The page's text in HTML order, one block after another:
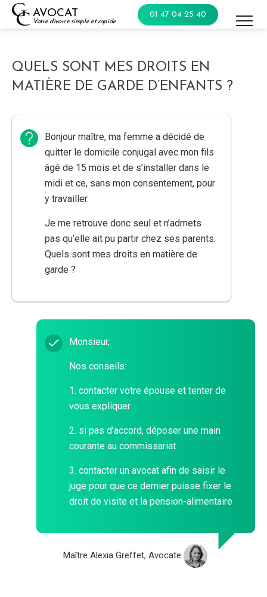
Skip
AVOCAT
Votre divorce simple et rapide
01 47 04 25 40
QUELS SONT MES DROITS EN
MATIÈRE DE GARDE D’ENFANTS ?
Bonjour maître, ma femme a décidé de
quitter le domicile conjugal avec mon fils
âgé de 15 mois et de s’installer dans le
midi et ce, sans mon consentement, pour
y travailler.
Je me retrouve donc seul et n’admets
pas qu’elle ait pu partir chez ses parents.
Quels sont mes droits en matière de
garde ?
Monsieur,
Nos conseils:
1. contacter votre épouse et tenter de
vous expliquer
2. si pas d’accord, déposer une main
courante au commissariat
3. contacter un avocat afin de saisir le
juge pour que ce dernier puisse fixer le
droit de visite et la pension-alimentaire
Maître Alexia Greffet, Avocate